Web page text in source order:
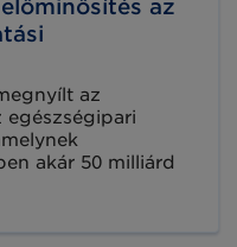
az
az
egészségipari
akár 50 milliárd
meg
érintett, ne